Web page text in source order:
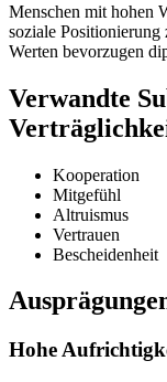
Menschen mit hohen
soziale
Werten bevorzugen
Verwandte
Kooperation
Mitgefühl
Altruismus
Vertrauen
Bescheidenheit
Hohe